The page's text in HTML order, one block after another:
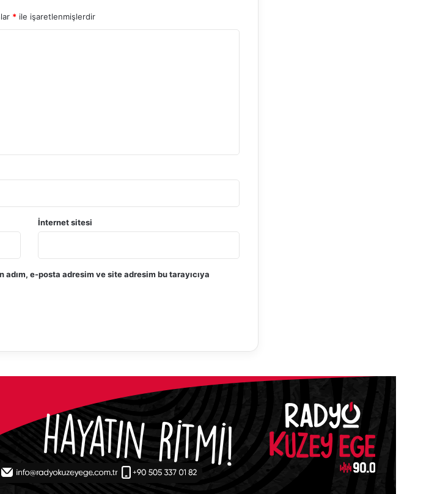
* ile işaretlenmişlerdir
İnternet sitesi
adım, e-posta adresim ve site adresim bu tarayıcıya